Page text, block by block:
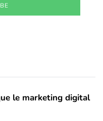
le marketing digital